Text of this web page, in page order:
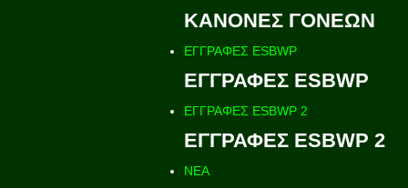
ΚΑΝΟΝΕΣ ΓΟΝΕΩΝ
ΕΓΓΡΑΦΕΣ ESBWP
ΕΓΓΡΑΦΕΣ ESBWP
ΕΓΓΡΑΦΕΣ ESBWP 2
ΕΓΓΡΑΦΕΣ ESBWP 2
ΝΕΑ